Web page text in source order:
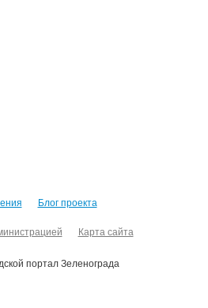
Блог проекта
Карта сайта
портал Зеленограда